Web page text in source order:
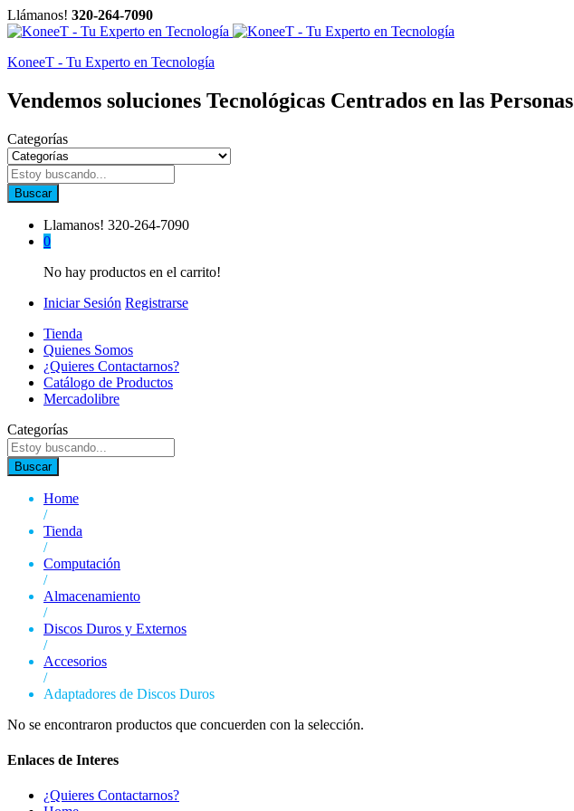
Llámanos! 320-264-7090
KoneeT - Tu Experto en Tecnología
Vendemos soluciones Tecnológicas Centrados en las Personas
Categorías
Buscar
Llamanos! 320-264-7090
0
No hay productos en el carrito!
Iniciar Sesión Registrarse
Tienda
Quienes Somos
¿Quieres Contactarnos?
Catálogo de Productos
Mercadolibre
Categorías
Buscar
Home
/
Tienda
/
Computación
/
Almacenamiento
/
Discos Duros y Externos
/
Accesorios
/
Adaptadores de Discos Duros
No se encontraron productos que concuerden con la selección.
Enlaces de Interes
¿Quieres Contactarnos?